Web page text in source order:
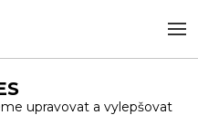
upravovat a vylepšovat